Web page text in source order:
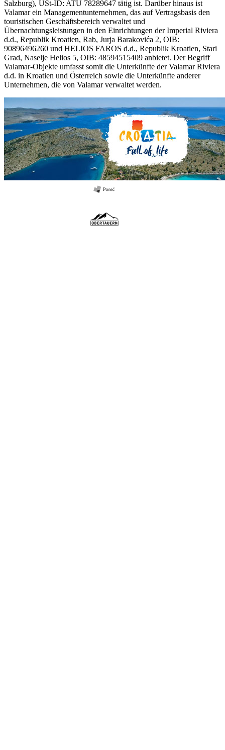
Salzburg), USt-ID: ATU 78289647 tätig ist. Darüber hinaus ist
Valamar ein Managementunternehmen, das auf Vertragsbasis den
touristischen Geschäftsbereich verwaltet und
Übernachtungsleistungen in den Einrichtungen der Imperial Riviera
d.d., Republik Kroatien, Rab, Jurja Barakovića 2, OIB:
90896496260 und HELIOS FAROS d.d., Republik Kroatien, Stari
Grad, Naselje Helios 5, OIB: 48594515409 anbietet. Der Begriff
Valamar-Objekte umfasst somit die Unterkünfte der Valamar Riviera
d.d. in Kroatien und Österreich sowie die Unterkünfte anderer
Unternehmen, die von Valamar verwaltet werden.